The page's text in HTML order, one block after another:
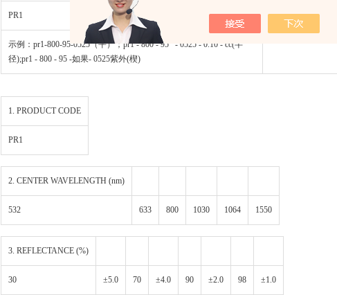
PR1 800
示例：pr1-800-95-0525（平）；pr1 - 800 - 95 - 0525 - 0.10 - cc(半
径);pr1 - 800 - 95 -如果- 0525紫外(楔)
1. PRODUCT CODE
PR1
2. CENTER WAVELENGTH (nm)
532 633 800 1030 1064 1550
3. REFLECTANCE (%)
30 ±5.0 70 ±4.0 90 ±2.0 98 ±1.0